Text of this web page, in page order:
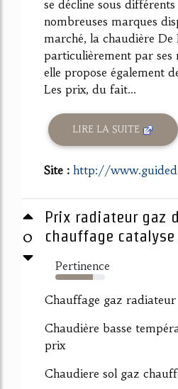
se décline sous
nombreuses marques
marché, la chaudière
particulièrement par ses
elle propose également
Les prix, du fait...
LIRE LA SUITE
Site : http://
0
Prix radiateur gaz
chauffage catalyse
Pertinence
75%
Chauffage gaz
Chaudière basse
prix
Chaudiere sol gaz